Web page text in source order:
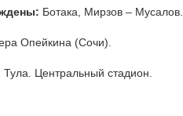
Ботака, Мирзов – Мусалов.
Опейкина (Сочи).
Центральный стадион.